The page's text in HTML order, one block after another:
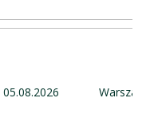
05.08.2026 Warszawa